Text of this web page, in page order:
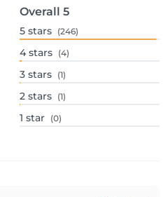
Overall 5
5 stars (246)
4 stars (4)
3 stars (1)
2 stars (1)
1 star (0)